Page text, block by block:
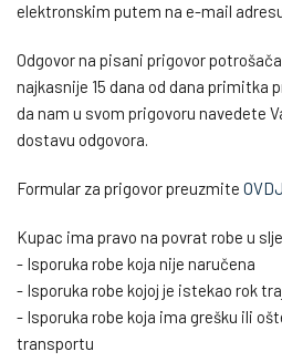
elektronskim putem na e-mail
Odgovor na pisani prigovor
najkasnije 15 dana od dana primitka
da nam u svom prigovoru navedete
dostavu odgovora.
Formular za prigovor preuzmite
Kupac ima pravo na povrat robe u
- Isporuka robe koja nije naručena
- Isporuka robe kojoj je istekao rok
- Isporuka robe koja ima grešku ili
transportu